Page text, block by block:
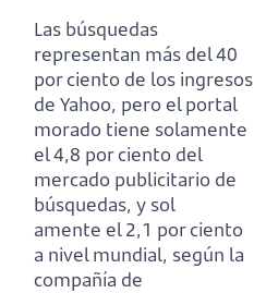
Las búsquedas
representan más del 40
por ciento de los ingresos
de Yahoo, pero el portal
morado tiene solamente
el 4,8 por ciento del
mercado publicitario de
búsquedas, y sol
amente el 2,1 por ciento
a nivel mundial, según la
compañía de